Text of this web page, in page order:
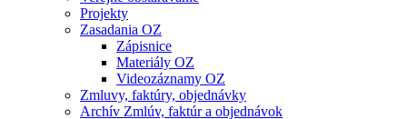
Projekty
Zasadania OZ
Zápisnice
Materiály OZ
Videozáznamy OZ
Zmluvy, faktúry, objednávky
Archív Zmlúv, faktúr a objednávok